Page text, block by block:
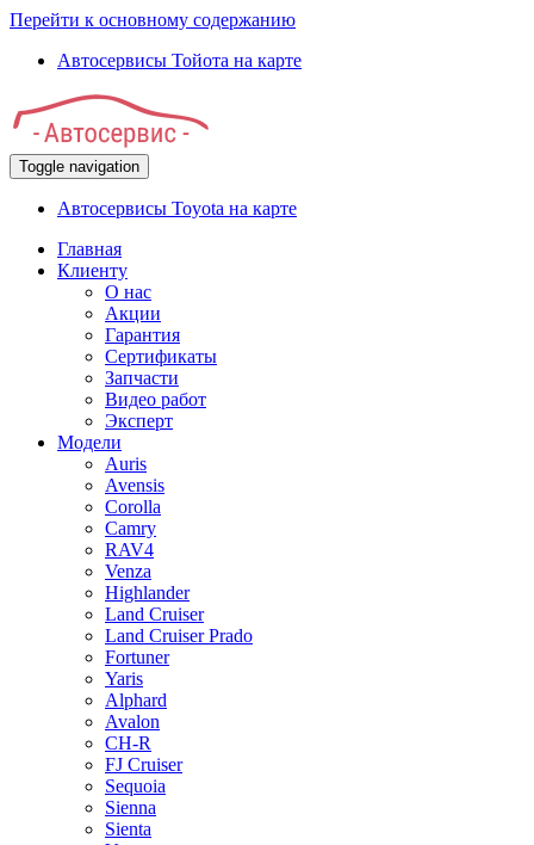
Перейти к основному содержанию
Автосервисы Тойота на карте
Toggle navigation
Автосервисы Toyota на карте
Главная
Клиенту
О нас
Акции
Гарантия
Сертификаты
Запчасти
Видео работ
Эксперт
Модели
Auris
Avensis
Corolla
Camry
RAV4
Venza
Highlander
Land Cruiser
Land Cruiser Prado
Fortuner
Yaris
Alphard
Avalon
CH-R
FJ Cruiser
Sequoia
Sienna
Sienta